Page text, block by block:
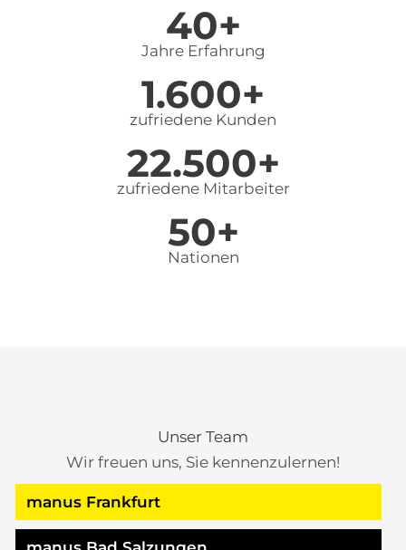
40+
Jahre Erfahrung
1.600+
zufriedene Kunden
22.500+
zufriedene Mitarbeiter
50+
Nationen
Unser Team
Wir freuen uns, Sie kennenzulernen!
manus Frankfurt